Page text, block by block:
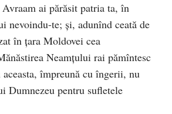
ai părăsit patria ta, în
nevoindu-te; şi, adunînd ceată de
în ţara Moldovei cea
Neamţului rai pămîntesc
împreună cu îngerii, nu
Dumnezeu pentru sufletele